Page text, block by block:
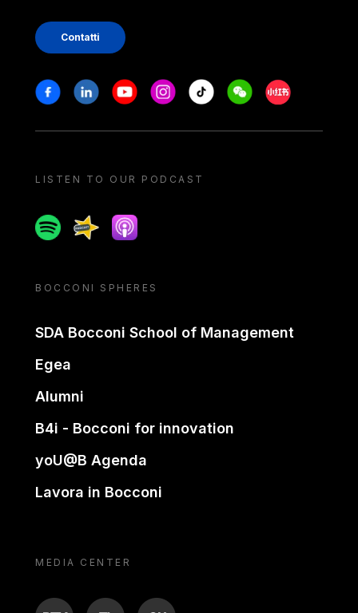
Contatti
Stay in touch
FacebookLinkedinYoutubeInstagram
Tiktok WeechatXiaohongshu/
LISTEN TO OUR PODCAST
SpotifySpreakerApple podcast
BOCCONI SPHERES
SDA Bocconi School of Management
Egea
Alumni
B4i - Bocconi for innovation
yoU@B Agenda
Lavora in Bocconi
MEDIA CENTER
BTV TL ON